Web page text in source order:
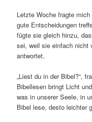
Letzte Woche fragte
gute Entscheidungen
fügte sie gleich hinzu,
sei, weil sie einfach nicht
antwortet.
„Liest du in der Bibel?“,
Bibellesen bringt Licht
was in unserer Seele, in
Bibel lese, desto leichter